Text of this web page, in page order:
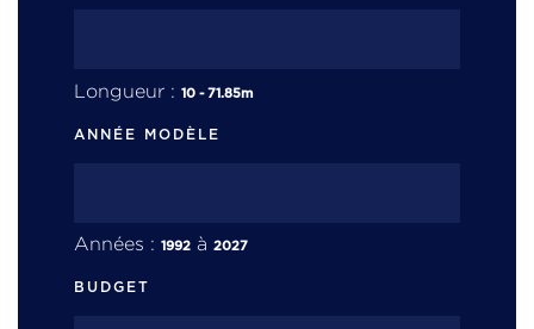
Longueur : 10 -71.85m
ANNÉE MODÈLE
Années : 1992 à 2027
BUDGET